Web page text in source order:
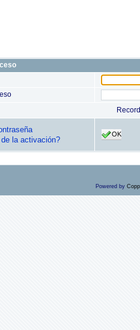
la activación?
OK
Powered by